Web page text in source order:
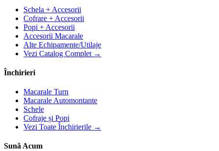
Schela + Accesorii
Cofrare + Accesorii
Popi + Accesorii
Accesorii Macarale
Alte Echipamente/Utilaje
Vezi Catalog Complet →
Închirieri
Macarale Turn
Macarale Automontante
Schele
Cofraje și Popi
Vezi Toate Închirierile →
Sună Acum